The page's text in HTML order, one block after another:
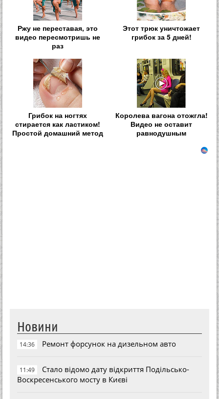
Ржу не переставая, это
видео пересмотришь не
раз
Этот трюк уничтожает
грибок за 5 дней!
Грибок на ногтях
стирается как ластиком!
Простой домашний метод
Королева вагона отожгла!
Видео не оставит
равнодушным
Новини
14:36 Ремонт форсунок на дизельном авто
11:49
Стало відомо дату відкриття Подільсько-
Воскресенського мосту в Києві